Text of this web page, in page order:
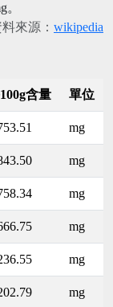
來源： wikipedia
含量 單位
mg
mg
mg
mg
mg
mg